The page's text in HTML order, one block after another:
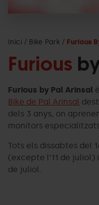
Inici Bike Park Furious
Furious
Furious by Pal Arinsal
Bike de Pal Arinsal
dels 3 anys, on
monitors
Tots els dissabtes del
(excepte l’11 de juliol)
de juliol.